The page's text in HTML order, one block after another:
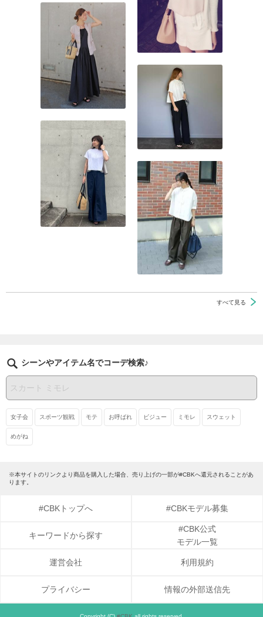
すべて見る
シーンやアイテム名でコーデ検索♪
女子会 スポーツ観戦 モテ お呼ばれ ビジュー ミモレ スウェット
めがね
※本サイトのリンクより商品を購入した場合、売り上げの一部が#CBKへ還元されることがあ
ります。
#CBKトップへ #CBKモデル募集
キーワードから探す
#CBK公式
モデル一覧
運営会社 利用規約
プライバシー 情報の外部送信先